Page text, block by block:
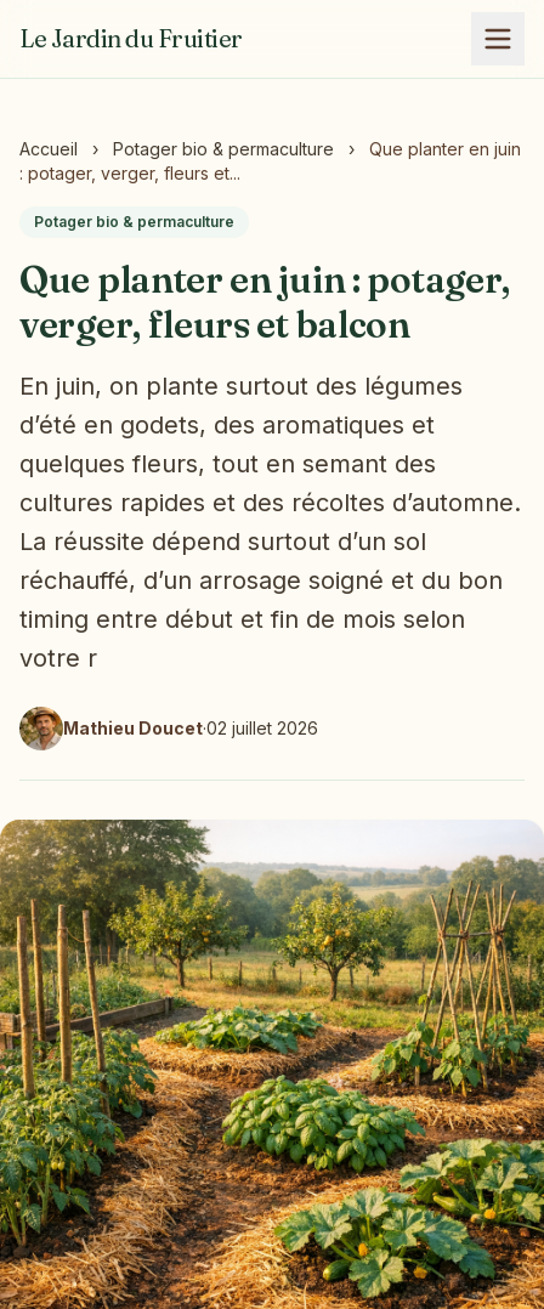
Le Jardin du Fruitier
Accueil › Potager bio & permaculture ›
Que planter en juin
: potager, verger, fleurs et...
Potager bio & permaculture
Que planter en juin : potager,
verger, fleurs et balcon
En juin, on plante surtout des légumes
d’été en godets, des aromatiques et
quelques fleurs, tout en semant des
cultures rapides et des récoltes d’automne.
La réussite dépend surtout d’un sol
réchauffé, d’un arrosage soigné et du bon
timing entre début et fin de mois selon
votre r
Mathieu Doucet·02 juillet 2026